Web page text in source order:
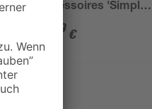
Accessoires 'Simple
19 €